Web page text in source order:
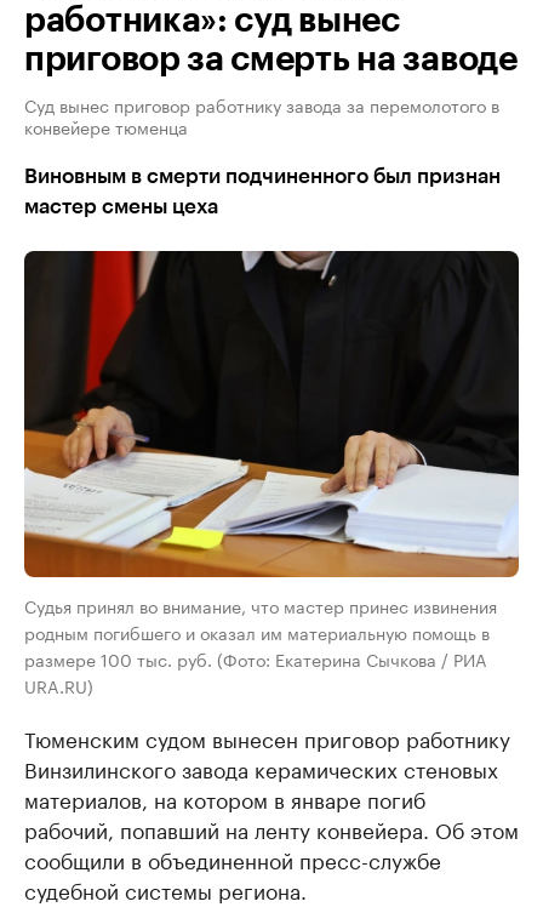
работника»: суд вынес
приговор за смерть на заводе
Суд вынес приговор работнику завода за перемолотого в
конвейере тюменца
Виновным в смерти подчиненного был признан
мастер смены цеха
Cудья принял во внимание, что мастер принес извинения
родным погибшего и оказал им материальную помощь в
размере 100 тыс. руб. (Фото: Екатерина Сычкова / РИА
URA.RU)
Тюменским судом вынесен приговор работнику
Винзилинского завода керамических стеновых
материалов, на котором в январе погиб
рабочий, попавший на ленту конвейера. Об этом
сообщили в объединенной пресс-службе
судебной системы региона.